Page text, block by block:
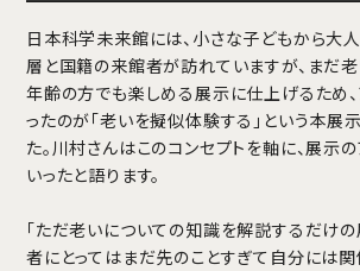
日本科学未来館には、小さな子どもから大
層と国籍の来館者が訪れていますが、まだ
年齢の方でも楽しめる展示に仕上げるため
ったのが「老いを擬似体験する」という本展
た。川村さんはこのコンセプトを軸に、展示
いったと語ります。
「ただ老いについての知識を解説するだけ
者にとってはまだ先のことすぎて自分には